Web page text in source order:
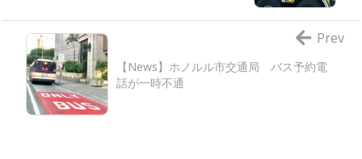
【News】ホノルル市交通局 バス予約電
話が一時不通
Prev